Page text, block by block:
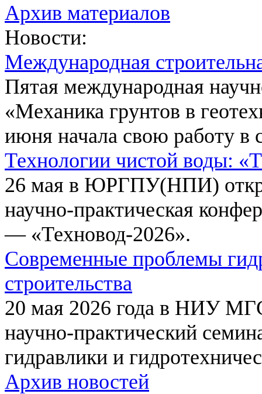
Архив материалов
Новости:
Международная
Пятая международная
«Механика грунтов в
июня начала свою работу в
Технологии чистой воды:
26 мая в ЮРГПУ(НПИ)
научно-практическая
— «Техновод-2026».
Современные проблемы
строительства
20 мая 2026 года в НИУ
научно-практический
гидравлики и
Архив новостей